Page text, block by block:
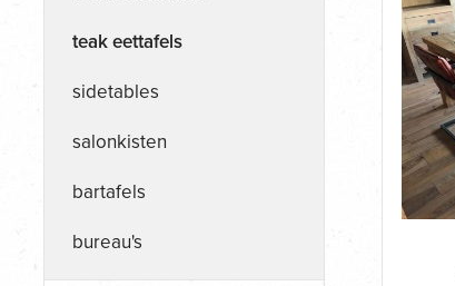
teak eettafels
sidetables
salonkisten
bartafels
bureau's